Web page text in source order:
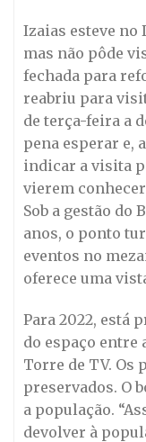
Izaias esteve no
mas não pôde
fechada para
reabriu para
de terça-feira a
pena esperar e,
indicar a visita
vierem
Sob a gestão do
anos, o ponto
eventos no
oferece uma
Para 2022, está
do espaço entre
Torre de TV. Os
preservados. O
a população.
devolver à